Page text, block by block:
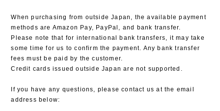
When purchasing from outside Japan, the available payment
methods are Amazon Pay, PayPal, and bank transfer.
Please note that for international bank transfers, it may take
some time for us to confirm the payment. Any bank transfer
fees must be paid by the customer.
Credit cards issued outside Japan are not supported.
If you have any questions, please contact us at the email
address below: